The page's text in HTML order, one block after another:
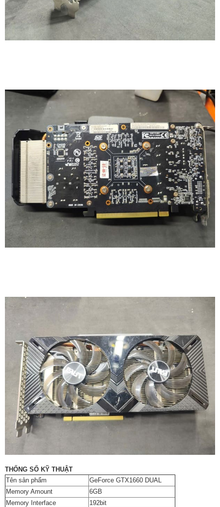
THỐNG SỐ KỸ THUẬT
Tên sản phẩm
GeForce GTX1660 DUAL
Memory Amount
6GB
Memory Interface
192bit